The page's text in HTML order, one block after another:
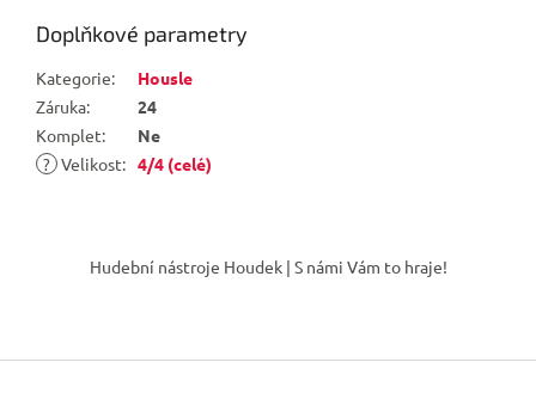
Doplňkové parametry
Kategorie:
Housle
Záruka:
24
Komplet:
Ne
? Velikost: 4/4 (celé)
í
Hudební nástroje Houdek | S námi Vám to hraje!